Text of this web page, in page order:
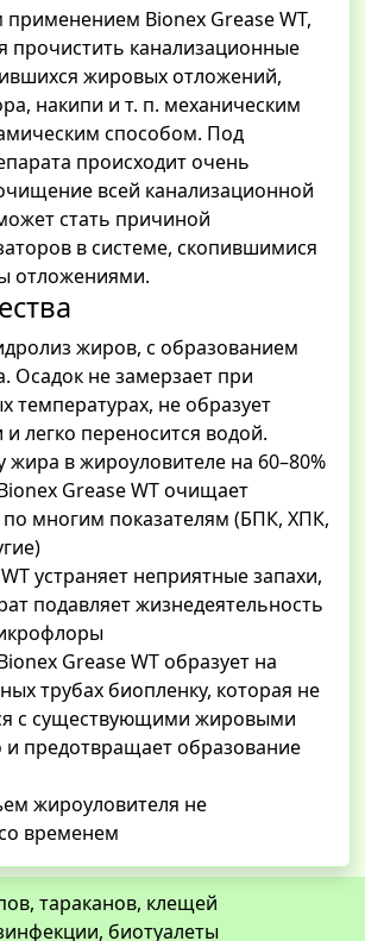
Bionex Grease WT,
прочистить канализационные
жировых отложений,
накипи и т. п. механическим
способом. Под
происходит очень
всей канализационной
стать причиной
в системе, скопившимися
отложениями.
жиров, с образованием
Осадок не замерзает при
температурах, не образует
легко переносится водой.
жира в жироуловителе на 60–80%
Grease WT очищает
многим показателям (БПК, ХПК,
устраняет неприятные запахи,
подавляет жизнедеятельность
Grease WT образует на
трубах биопленку, которая не
с существующими жировыми
и предотвращает образование
жироуловителя не
временем
тараканов, клещей
биотуалеты